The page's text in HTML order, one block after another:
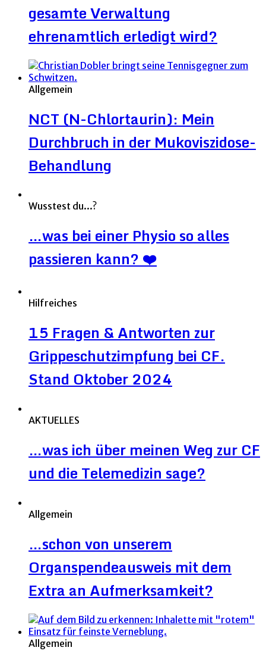
gesamte Verwaltung
ehrenamtlich erledigt wird?
Allgemein
NCT (N-Chlortaurin): Mein
Durchbruch in der Mukoviszidose-
Behandlung
Wusstest du...?
…was bei einer Physio so alles
passieren kann? ❤️
Hilfreiches
15 Fragen & Antworten zur
Grippeschutzimpfung bei CF.
Stand Oktober 2024
AKTUELLES
…was ich über meinen Weg zur CF
und die Telemedizin sage?
Allgemein
…schon von unserem
Organspendeausweis mit dem
Extra an Aufmerksamkeit?
Allgemein